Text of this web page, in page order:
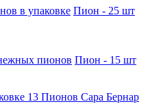
в упаковке Пион - 25 шт
пионов Пион - 15 шт
13 Пионов Сара Бернар